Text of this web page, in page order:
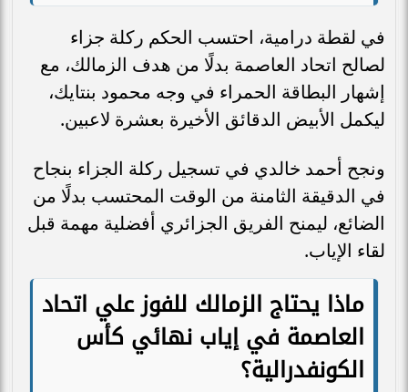
في لقطة درامية، احتسب الحكم ركلة جزاء
لصالح اتحاد العاصمة بدلًا من هدف الزمالك، مع
إشهار البطاقة الحمراء في وجه محمود بنتايك،
ليكمل الأبيض الدقائق الأخيرة بعشرة لاعبين.
ونجح أحمد خالدي في تسجيل ركلة الجزاء بنجاح
في الدقيقة الثامنة من الوقت المحتسب بدلًا من
الضائع، ليمنح الفريق الجزائري أفضلية مهمة قبل
لقاء الإياب.
ماذا يحتاج الزمالك للفوز علي اتحاد
العاصمة في إياب نهائي كأس
الكونفدرالية؟